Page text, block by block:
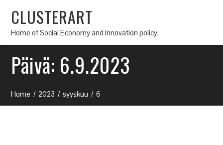
CLUSTERART
Home of Social Economy and Innovation policy.
Päivä: 6.9.2023
Home 2023 syyskuu 6